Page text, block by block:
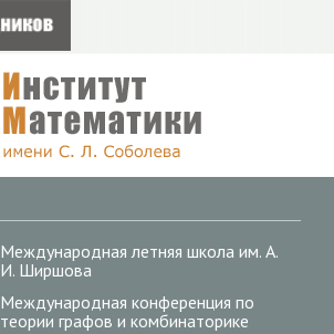
Международная летняя школа им. А.
И. Ширшова
Международная конференция по
теории графов и комбинаторике